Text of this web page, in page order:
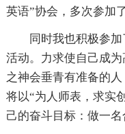
英语”协会，多次参加
同时我也积极参
活动。力求使自己成
之神会垂青有准备的
将以“为人师表，求实
己的奋斗目标：做一名